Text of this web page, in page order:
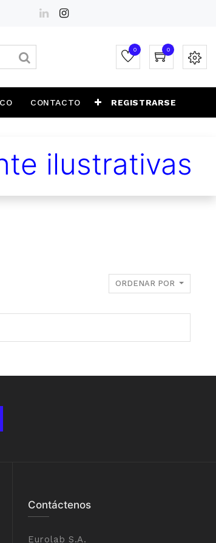
0 0
CONTACTO REGISTRARSE
ilustrativas
ORDENAR POR
Contáctenos
Eurolab S.A.